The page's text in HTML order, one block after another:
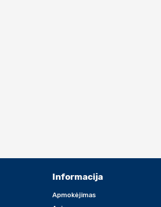
Informacija
Apmokėjimas